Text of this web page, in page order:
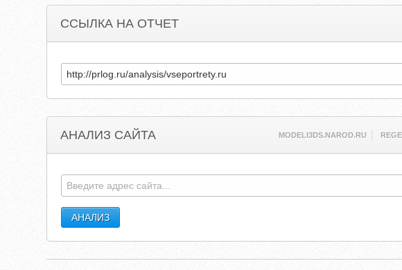
ССЫЛКА НА ОТЧЕТ
АНАЛИЗ САЙТА MODELI3DS.NAROD.RU